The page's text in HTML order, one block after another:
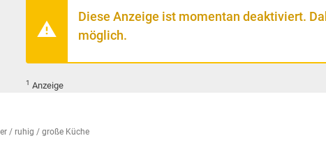
Diese Anzeige ist momentan deaktiviert.
möglich.
1 Anzeige
/ ruhig / große Küche